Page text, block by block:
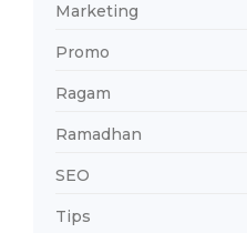
Marketing
Promo
Ragam
Ramadhan
SEO
Tips